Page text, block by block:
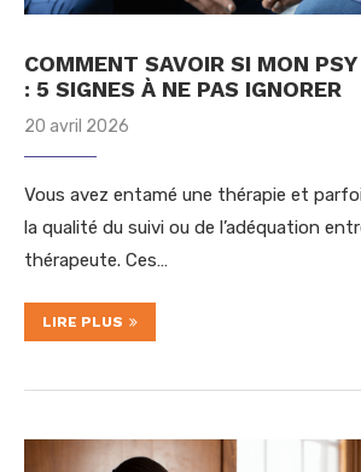
COMMENT SAVOIR SI MON
: 5 SIGNES À NE PAS IGNORER
20 avril 2026
Vous avez entamé une thérapie et
la qualité du suivi ou de l’adéquation
thérapeute. Ces…
LIRE PLUS